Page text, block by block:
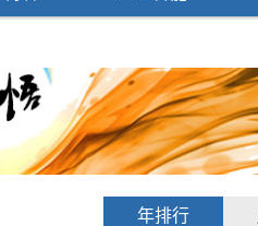
年排行